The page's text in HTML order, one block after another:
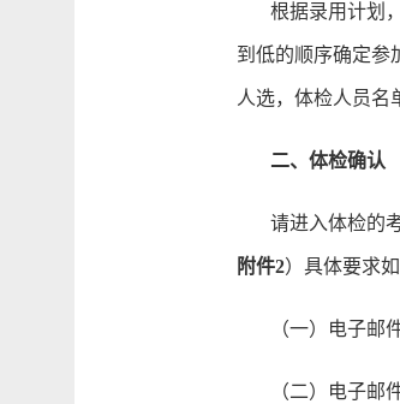
根据录用计划，
到低的顺序确定参
人选，体检人员名
二、体检确认
请进入体检的考
附件2）具体要求如
（一）电子邮件
（二）电子邮件